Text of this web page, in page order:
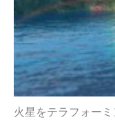
火星をテラフォー